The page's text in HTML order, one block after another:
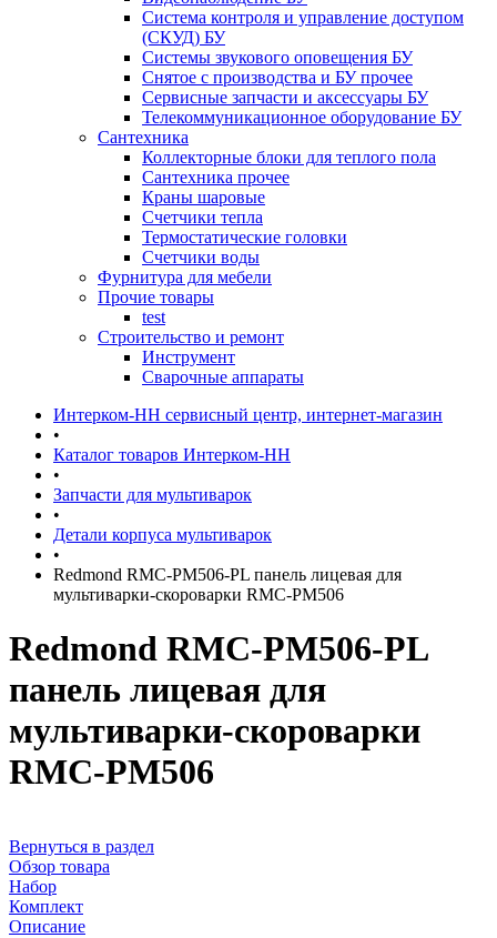
Система контроля и управление доступом
(СКУД) БУ
Системы звукового оповещения БУ
Снятое с производства и БУ прочее
Сервисные запчасти и аксессуары БУ
Телекоммуникационное оборудование БУ
Сантехника
Коллекторные блоки для теплого пола
Сантехника прочее
Краны шаровые
Счетчики тепла
Термоcтатические головки
Счетчики воды
Фурнитура для мебели
Прочие товары
test
Строительство и ремонт
Инструмент
Сварочные аппараты
Интерком-НН сервисный центр, интернет-магазин
•
Каталог товаров Интерком-НН
•
Запчасти для мультиварок
•
Детали корпуса мультиварок
•
Redmond RMC-PM506-PL панель лицевая для
мультиварки-скороварки RMC-PM506
Redmond RMC-PM506-PL
панель лицевая для
мультиварки-скороварки
RMC-PM506
Вернуться в раздел
Обзор товара
Набор
Комплект
Описание